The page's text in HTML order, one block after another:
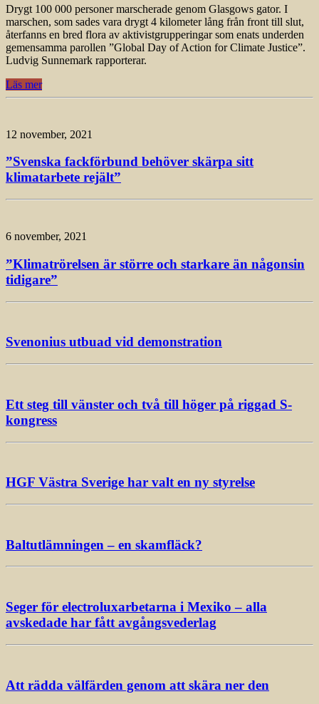
Drygt 100 000 personer marscherade genom Glasgows gator. I
marschen, som sades vara drygt 4 kilometer lång från front till slut,
återfanns en bred flora av aktivistgrupperingar som enats underden
gemensamma parollen ”Global Day of Action for Climate Justice”.
Ludvig Sunnemark rapporterar.
Läs mer
12 november, 2021
”Svenska fackförbund behöver skärpa sitt
klimatarbete rejält”
6 november, 2021
”Klimatrörelsen är större och starkare än någonsin
tidigare”
Svenonius utbuad vid demonstration
Ett steg till vänster och två till höger på riggad S-
kongress
HGF Västra Sverige har valt en ny styrelse
Baltutlämningen – en skamfläck?
Seger för electroluxarbetarna i Mexiko – alla
avskedade har fått avgångsvederlag
Att rädda välfärden genom att skära ner den